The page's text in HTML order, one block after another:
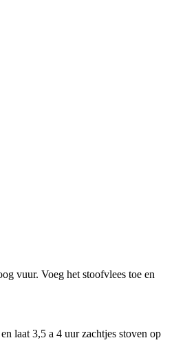
vuur. Voeg het stoofvlees toe en
laat 3,5 a 4 uur zachtjes stoven op